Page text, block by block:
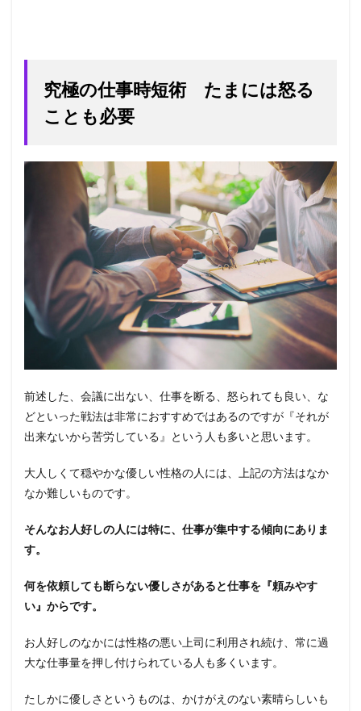
究極の仕事時短術 たまには怒る
ことも必要
前述した、会議に出ない、仕事を断る、怒られても良い、な
どといった戦法は非常におすすめではあるのですが『それが
出来ないから苦労している』という人も多いと思います。
大人しくて穏やかな優しい性格の人には、上記の方法はなか
なか難しいものです。
そんなお人好しの人には特に、仕事が集中する傾向にありま
す。
何を依頼しても断らない優しさがあると仕事を『頼みやす
い』からです。
お人好しのなかには性格の悪い上司に利用され続け、常に過
大な仕事量を押し付けられている人も多くいます。
たしかに優しさというものは、かけがえのない素晴らしいも